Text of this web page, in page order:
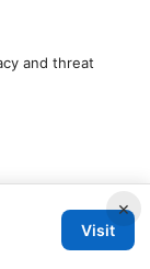
and threat
×
Visit